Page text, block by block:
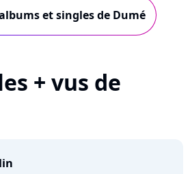
et singles de Dumé
+ vus de